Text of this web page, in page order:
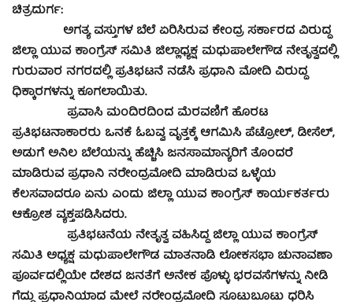
ಚಿತ್ರದುರ್ಗ:
ಅಗತ್ಯ ವಸ್ತುಗಳ ಬೆಲೆ ಏರಿಸಿರುವ ಕೇಂದ್ರ ಸರ್ಕಾರದ ವಿರುದ್ದ
ಜಿಲ್ಲಾ ಯುವ ಕಾಂಗ್ರೆಸ್ ಸಮಿತಿ ಜಿಲ್ಲಾಧ್ಯಕ್ಷ ಮಧುಪಾಲೇಗೌಡ ನೇತೃತ್ವದಲ್ಲಿ
ಗುರುವಾರ ನಗರದಲ್ಲಿ ಪ್ರತಿಭಟನೆ ನಡೆಸಿ ಪ್ರಧಾನಿ ಮೋದಿ ವಿರುದ್ದ
ಧಿಕ್ಕಾರಗಳನ್ನು ಕೂಗಲಾಯಿತು.
ಪ್ರವಾಸಿ ಮಂದಿರದಿಂದ ಮೆರವಣಿಗೆ ಹೊರಟ
ಪ್ರತಿಭಟನಾಕಾರರು ಒನಕೆ ಓಬವ್ವ ವೃತ್ತಕ್ಕೆ ಆಗಮಿಸಿ ಪೆಟ್ರೋಲ್, ಡೀಸೆಲ್,
ಅಡುಗೆ ಅನಿಲ ಬೆಲೆಯನ್ನು ಹೆಚ್ಚಿಸಿ ಜನಸಾಮಾನ್ಯರಿಗೆ ತೊಂದರೆ
ಮಾಡಿರುವ ಪ್ರಧಾನಿ ನರೇಂದ್ರಮೋದಿ ಮಾಡಿರುವ ಒಳ್ಳೆಯ
ಕೆಲಸವಾದರೂ ಏನು ಎಂದು ಜಿಲ್ಲಾ ಯುವ ಕಾಂಗ್ರೆಸ್ ಕಾರ್ಯಕರ್ತರು
ಆಕ್ರೋಶ ವ್ಯಕ್ತಪಡಿಸಿದರು.
ಪ್ರತಿಭಟನೆಯ ನೇತೃತ್ವ ವಹಿಸಿದ್ದ ಜಿಲ್ಲಾ ಯುವ ಕಾಂಗ್ರೆಸ್
ಸಮಿತಿ ಅಧ್ಯಕ್ಷ ಮಧುಪಾಲೇಗೌಡ ಮಾತನಾಡಿ ಲೋಕಸಭಾ ಚುನಾವಣಾ
ಪೂರ್ವದಲ್ಲಿಯೇ ದೇಶದ ಜನತೆಗೆ ಅನೇಕ ಪೊಳ್ಳು ಭರವಸೆಗಳನ್ನು ನೀಡಿ
ಗೆದ್ದು ಪ್ರಧಾನಿಯಾದ ಮೇಲೆ ನರೇಂದ್ರಮೋದಿ ಸೂಟುಬೂಟು ಧರಿಸಿ